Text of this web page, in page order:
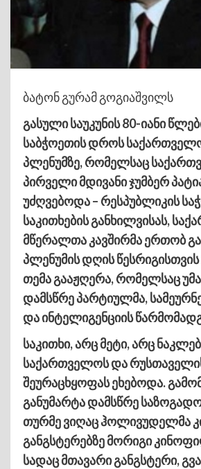
ბატონ გურამ გოგიაშვილს
გასული საუკუნის 80-იანი
საბჭოეთის დროს
პლენუმზე, რომელსაც
პირველი მდივანი ჯუმბერ
უძღვებოდა – რესპუბლიკის
საკითხების განხილვისას,
მწერალთა კავშირმა ერთობ
პლენუმის დღის
თემა გააჟღერა, რომელსაც
დამსწრე პარტიულმა,
და ინტელიგენციის
საკითხი, არც მეტი, არც
საქართველოს და
შეურაცხყოფას ეხებოდა.
განუმარტა დამსწრე
თურმე ვიღაც ჰოლივუდელმა
განგსტერებზე მორიგი
სადაც მთავარი განგსტერი,